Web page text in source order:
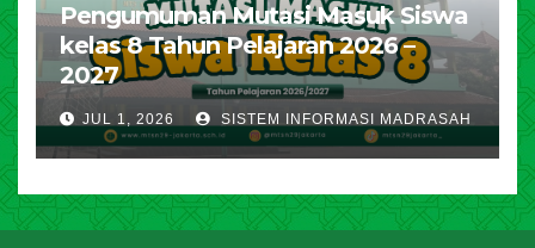
Pengumuman Mutasi Masuk Siswa
kelas 8 Tahun Pelajaran 2026 –
2027
JUL 1, 2026 SISTEM INFORMASI MADRASAH